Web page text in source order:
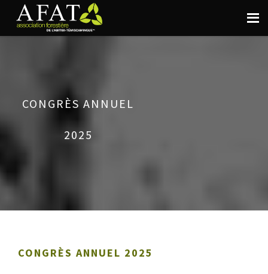
CONGRÈS ANNUEL
2025
CONGRÈS ANNUEL 2025